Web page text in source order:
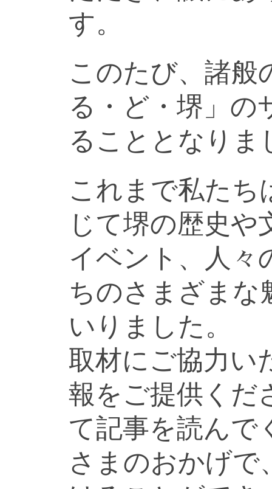
す。
このたび、諸般
る・ど・堺」の
ることとなりま
これまで私たち
じて堺の歴史や
イベント、人々
ちのさまざまな
いりました。
取材にご協力い
報をご提供くだ
て記事を読んで
さまのおかげで